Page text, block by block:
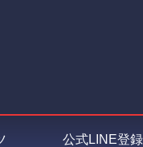
公式LINE登録